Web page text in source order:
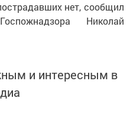
нет, сообщил
Николай
и интересным в